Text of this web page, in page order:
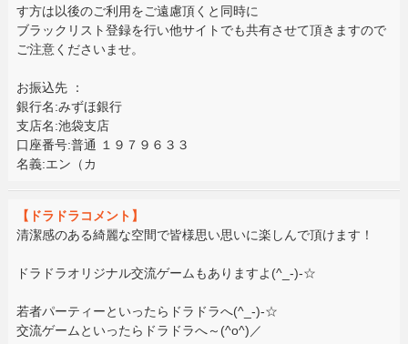
す方は以後のご利用をご遠慮頂くと同時に
ブラックリスト登録を行い他サイトでも共有させて頂きますので
ご注意くださいませ。
お振込先 ：
銀行名:みずほ銀行
支店名:池袋支店
口座番号:普通 １９７９６３３
名義:エン（カ
【ドラドラコメント】
清潔感のある綺麗な空間で皆様思い思いに楽しんで頂けます！
ドラドラオリジナル交流ゲームもありますよ(^_-)-☆
若者パーティーといったらドラドラへ(^_-)-☆
交流ゲームといったらドラドラへ～(^o^)／